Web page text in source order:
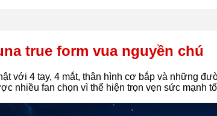
true form vua nguyền chú
với 4 tay, 4 mắt, thân hình cơ bắp và những
nhiều fan chọn vì thể hiện trọn vẹn sức mạnh